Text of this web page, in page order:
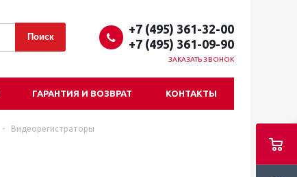
+7 (495) 361-32-00
+7 (495) 361-09-90
ЗАКАЗАТЬ ЗВОНОК
ГАРАНТИЯ И ВОЗВРАТ КОНТАКТЫ
- Видеорегистраторы